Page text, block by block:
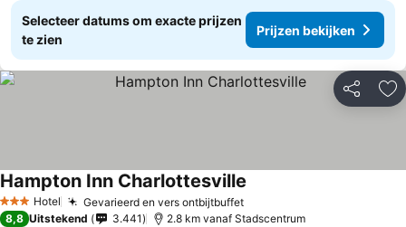
Selecteer datums om exacte prijzen
te zien
Prijzen bekijken
Delen
3 SterrenHotel Gevarieerd en vers ontbijtbuffet
Hampton Inn Charlottesville
8,8 Uitstekend 3.441 2.8 km vanaf Stadscentrum